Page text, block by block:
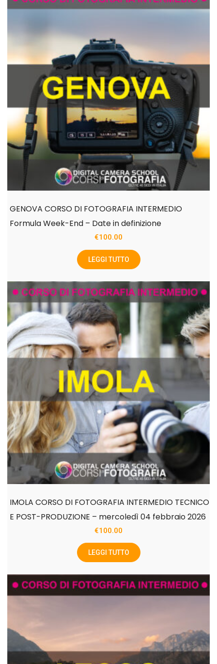
GENOVA CORSO DI FOTOGRAFIA INTERMEDIO
Formula Week-End – Date in definizione
€100.00
LEGGI TUTTO
IMOLA CORSO DI FOTOGRAFIA INTERMEDIO TECNICO
E POST-PRODUZIONE – mercoledì 04 febbraio 2026
€100.00
LEGGI TUTTO